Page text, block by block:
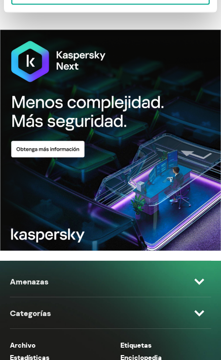
Amenazas
Categorías
Archivo
Etiquetas
Estadísticas
Enciclopedia